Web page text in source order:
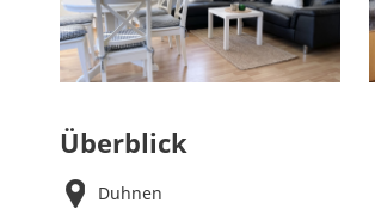
Überblick
Duhnen